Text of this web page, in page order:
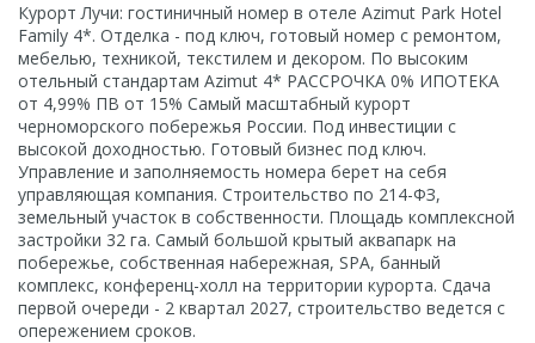
Курорт Лучи: гостиничный номер в отеле Azimut Park Hotel
Family 4*. Отделка - под ключ, готовый номер с ремонтом,
мебелью, техникой, текстилем и декором. По высоким
отельный стандартам Azimut 4* РАССРОЧКА 0% ИПОТЕКА
от 4,99% ПВ от 15% Самый масштабный курорт
черноморского побережья России. Под инвестиции с
высокой доходностью. Готовый бизнес под ключ.
Управление и заполняемость номера берет на себя
управляющая компания. Строительство по 214-ФЗ,
земельный участок в собственности. Площадь комплексной
застройки 32 га. Самый большой крытый аквапарк на
побережье, собственная набережная, SPA, банный
комплекс, конференц-холл на территории курорта. Сдача
первой очереди - 2 квартал 2027, строительство ведется с
опережением сроков.